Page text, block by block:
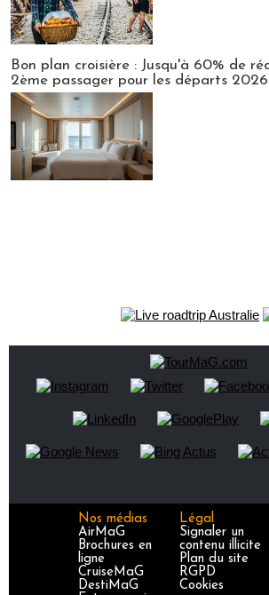
Bon plan croisière : Jusqu'à 60% de
2ème passager pour les départs
Nos médias
AirMaG
Brochures en
ligne
CruiseMaG
DestiMaG
Légal
Signaler un
contenu illicite
Plan du site
RGPD
Cookies